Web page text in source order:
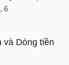
6
và Dòng tiền